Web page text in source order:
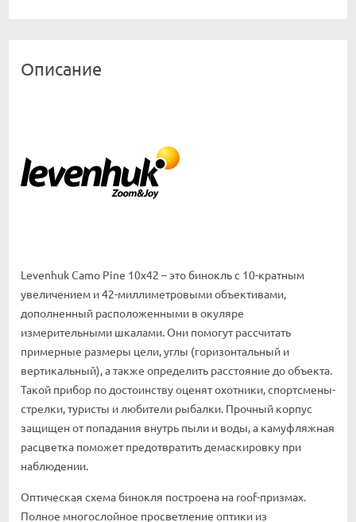
Описание
Levenhuk Camo Pine 10x42 – это бинокль с 10-кратным
увеличением и 42-миллиметровыми объективами,
дополненный расположенными в окуляре
измерительными шкалами. Они помогут рассчитать
примерные размеры цели, углы (горизонтальный и
вертикальный), а также определить расстояние до объекта.
Такой прибор по достоинству оценят охотники, спортсмены-
стрелки, туристы и любители рыбалки. Прочный корпус
защищен от попадания внутрь пыли и воды, а камуфляжная
расцветка поможет предотвратить демаскировку при
наблюдении.
Оптическая схема бинокля построена на roof-призмах.
Полное многослойное просветление оптики из